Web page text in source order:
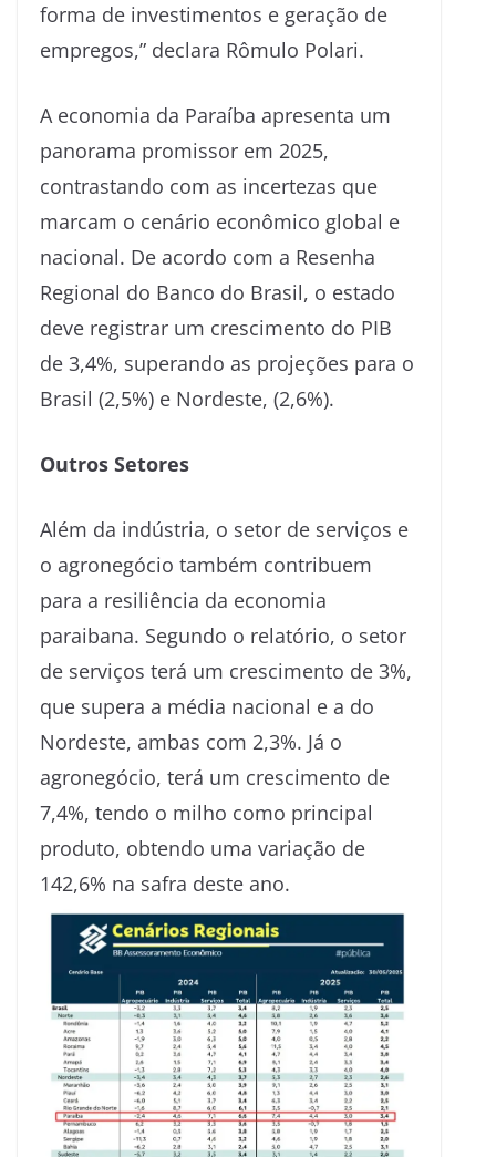
forma de investimentos e geração de
empregos,” declara Rômulo Polari.
A economia da Paraíba apresenta um
panorama promissor em 2025,
contrastando com as incertezas que
marcam o cenário econômico global e
nacional. De acordo com a Resenha
Regional do Banco do Brasil, o estado
deve registrar um crescimento do PIB
de 3,4%, superando as projeções para o
Brasil (2,5%) e Nordeste, (2,6%).
Outros Setores
Além da indústria, o setor de serviços e
o agronegócio também contribuem
para a resiliência da economia
paraibana. Segundo o relatório, o setor
de serviços terá um crescimento de 3%,
que supera a média nacional e a do
Nordeste, ambas com 2,3%. Já o
agronegócio, terá um crescimento de
7,4%, tendo o milho como principal
produto, obtendo uma variação de
142,6% na safra deste ano.